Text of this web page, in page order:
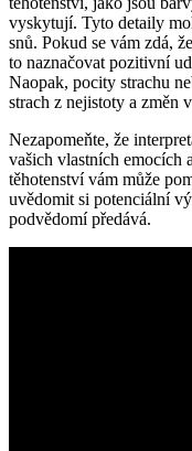
vyskytují. Tyto detaily
snů. Pokud se vám zdá,
to naznačovat pozitivní
Naopak, pocity strachu
strach z nejistoty a změn
Nezapomeňte, že
vašich vlastních emocích
těhotenství vám může
uvědomit si potenciální
podvědomí předává.